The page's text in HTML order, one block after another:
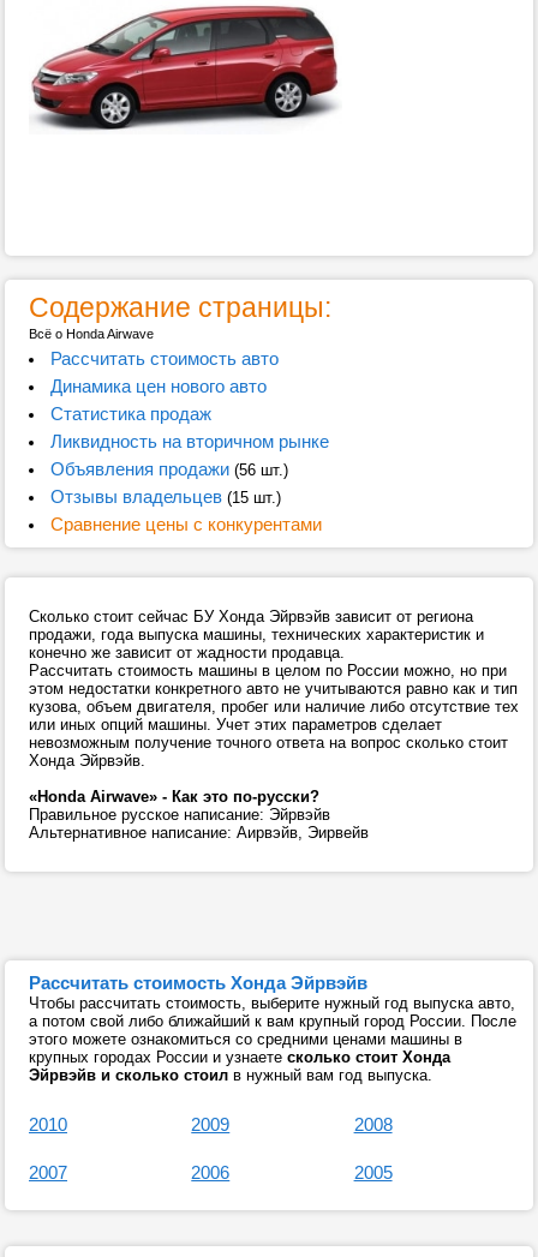
Содержание страницы:
Всё о Honda Airwave
Рассчитать стоимость авто
Динамика цен нового авто
Статистика продаж
Ликвидность на вторичном рынке
Объявления продажи(56 шт.)
Отзывы владельцев(15 шт.)
Сравнение цены с конкурентами
Сколько стоит сейчас БУ Хонда Эйрвэйв зависит от региона
продажи, года выпуска машины, технических характеристик и
конечно же зависит от жадности продавца.
Рассчитать стоимость машины в целом по России можно, но при
этом недостатки конкретного авто не учитываются равно как и тип
кузова, объем двигателя, пробег или наличие либо отсутствие тех
или иных опций машины. Учет этих параметров сделает
невозможным получение точного ответа на вопрос сколько стоит
Хонда Эйрвэйв.
«Honda Airwave» - Как это по-русски?
Правильное русское написание: Эйрвэйв
Альтернативное написание: Аирвэйв, Эирвейв
Рассчитать стоимость Хонда Эйрвэйв
Чтобы рассчитать стоимость, выберите нужный год выпуска авто,
а потом свой либо ближайший к вам крупный город России. После
этого можете ознакомиться со средними ценами машины в
крупных городах России и узнаете сколько стоит Хонда
Эйрвэйв и сколько стоил в нужный вам год выпуска.
2010 2009 2008
2007 2006 2005